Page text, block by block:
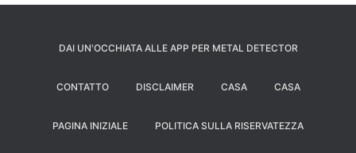
DAI UN'OCCHIATA ALLE APP PER METAL DETECTOR
CONTATTO DISCLAIMER CASA CASA
PAGINA INIZIALE POLITICA SULLA RISERVATEZZA